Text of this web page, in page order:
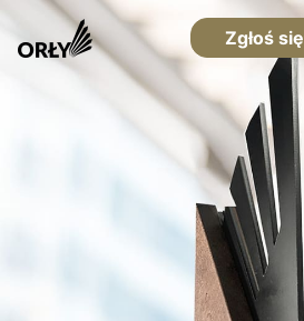
Zgłoś się